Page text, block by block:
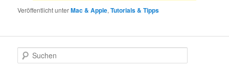
Veröffentlicht unterMac & Apple,Tutorials & Tipps
u